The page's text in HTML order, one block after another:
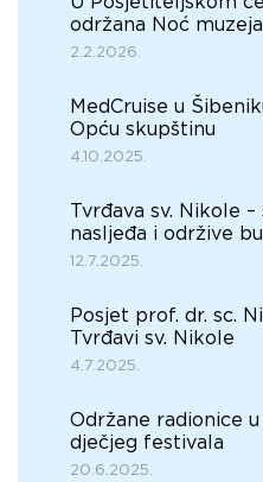
održana Noć
2.2.2026.
MedCruise u
Opću skupštinu
4.10.2025.
Tvrđava sv. Nikole
nasljeđa i održive
12.7.2025.
Posjet prof. dr. sc.
Tvrđavi sv. Nikole
4.7.2025.
Održane radionice
dječjeg festivala
20.6.2025.